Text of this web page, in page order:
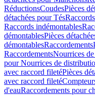
RéductionsCoudesPièces
détachées pour Tés
Raccords indémontables
démontablesPièces
démontablesRaccordements
RaccordementsNourrices
pour Nourrices de
avec raccord filetéPièces
avec raccord fileté
d'eauRaccordements pour